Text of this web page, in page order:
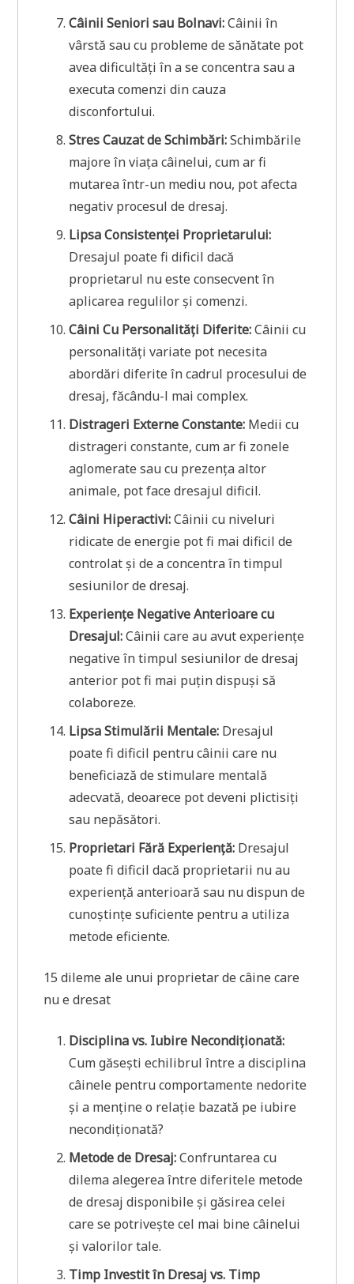
Câinii Seniori sau Bolnavi:Câinii în
vârstă sau cu probleme de sănătate pot
avea dificultăți în a se concentra sau a
executa comenzi din cauza
disconfortului.
Stres Cauzat de Schimbări:Schimbările
majore în viața câinelui, cum ar fi
mutarea într-un mediu nou, pot afecta
negativ procesul de dresaj.
Lipsa Consistenței Proprietarului:
Dresajul poate fi dificil dacă
proprietarul nu este consecvent în
aplicarea regulilor și comenzi.
Câini Cu Personalități Diferite:Câinii cu
personalități variate pot necesita
abordări diferite în cadrul procesului de
dresaj, făcându-l mai complex.
Distrageri Externe Constante: Medii cu
distrageri constante, cum ar fi zonele
aglomerate sau cu prezența altor
animale, pot face dresajul dificil.
Câini Hiperactivi:Câinii cu niveluri
ridicate de energie pot fi mai dificil de
controlat și de a concentra în timpul
sesiunilor de dresaj.
Experiențe Negative Anterioare cu
Dresajul:Câinii care au avut experiențe
negative în timpul sesiunilor de dresaj
anterior pot fi mai puțin dispuși să
colaboreze.
Lipsa Stimulării Mentale: Dresajul
poate fi dificil pentru câinii care nu
beneficiază de stimulare mentală
adecvată, deoarece pot deveni plictisiți
sau nepăsători.
Proprietari Fără Experiență: Dresajul
poate fi dificil dacă proprietarii nu au
experiență anterioară sau nu dispun de
cunoștințe suficiente pentru a utiliza
metode eficiente.
15 dileme ale unui proprietar de câine care
nu e dresat
Disciplina vs. Iubire Necondiționată:
Cum găsești echilibrul între a disciplina
câinele pentru comportamente nedorite
și a menține o relație bazată pe iubire
necondiționată?
Metode de Dresaj:Confruntarea cu
dilema alegerea între diferitele metode
de dresaj disponibile și găsirea celei
care se potrivește cel mai bine câinelui
și valorilor tale.
Timp Investit în Dresaj vs. Timp